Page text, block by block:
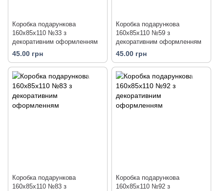
Коробка подарункова
160х85х110 №33 з
декоративним оформленням
45.00 грн
Коробка подарункова
160х85х110 №59 з
декоративним оформленням
45.00 грн
Коробка подарункова
160х85х110 №83 з
Коробка подарункова
160х85х110 №92 з